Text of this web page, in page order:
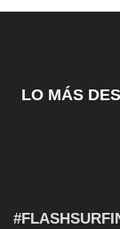
LO MÁS